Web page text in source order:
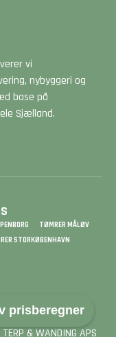
prisberegner
vi
nybyggeri og
base på
Sjælland.
TØMRER MÅLØV
STORKØBENHAVN
& WANDING APS